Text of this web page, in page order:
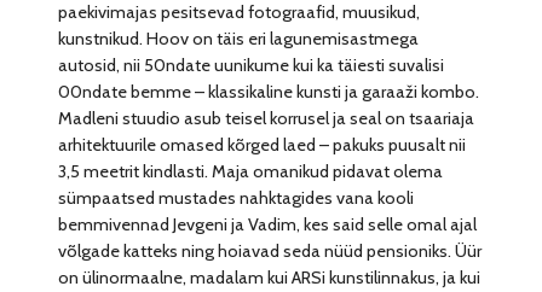
paekivimajas pesitsevad fotograafid, muusikud,
kunstnikud. Hoov on täis eri lagunemisastmega
autosid, nii 50ndate uunikume kui ka täiesti suvalisi
00ndate bemme – klassikaline kunsti ja garaaži kombo.
Madleni stuudio asub teisel korrusel ja seal on tsaariaja
arhitektuurile omased kõrged laed – pakuks puusalt nii
3,5 meetrit kindlasti. Maja omanikud pidavat olema
sümpaatsed mustades nahktagides vana kooli
bemmivennad Jevgeni ja Vadim, kes said selle omal ajal
võlgade katteks ning hoiavad seda nüüd pensioniks. Üür
on ülinormaalne, madalam kui ARSi kunstilinnakus, ja kui